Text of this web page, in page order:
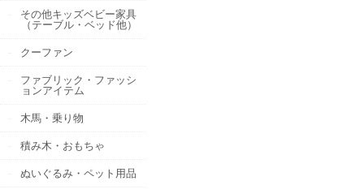
その他キッズベビー家具
（テーブル・ベッド他）
クーファン
ファブリック・ファッシ
ョンアイテム
木馬・乗り物
積み木・おもちゃ
ぬいぐるみ・ペット用品